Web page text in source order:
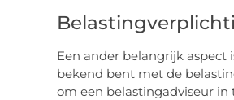
Een ander belangrijk aspect
bekend bent met de
om een belastingadviseur